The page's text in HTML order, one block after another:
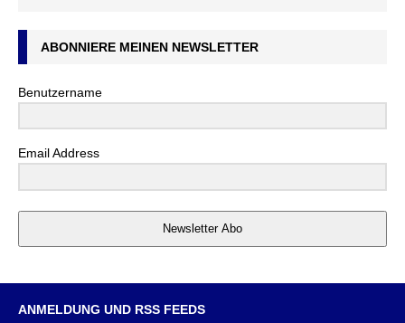
ABONNIERE MEINEN NEWSLETTER
Benutzername
Email Address
Newsletter Abo
ANMELDUNG UND RSS FEEDS